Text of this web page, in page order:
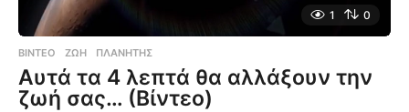
1 0
ΒΊΝΤΕΟ ΖΩΉ ,ΠΛΑΝΉΤΗΣ
Αυτά τα 4 λεπτά θα αλλάξουν την
ζωή σας… (Βίντεο)